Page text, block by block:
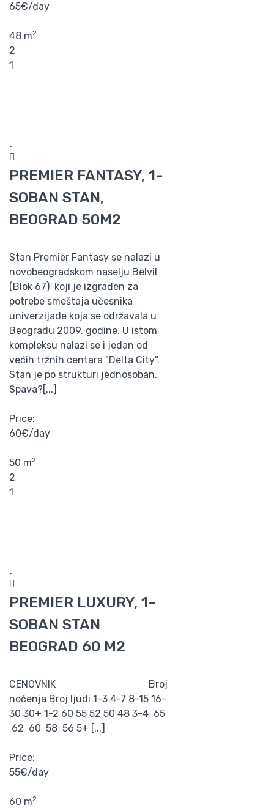
65€/day
48 m2
2
1
PREMIER FANTASY, 1-
SOBAN STAN,
BEOGRAD 50M2
Stan Premier Fantasy se nalazi u
novobeogradskom naselju Belvil
(Blok 67) koji je izgrađen za
potrebe smeštaja učesnika
univerzijade koja se održavala u
Beogradu 2009. godine. U istom
kompleksu nalazi se i jedan od
većih tržnih centara "Delta City".
Stan je po strukturi jednosoban.
Spava?[...]
Price:
60€/day
50 m2
2
1
PREMIER LUXURY, 1-
SOBAN STAN
BEOGRAD 60 M2
CENOVNIK Broj
noćenja Broj ljudi 1-3 4-7 8-15 16-
30 30+ 1-2 60 55 52 50 48 3-4 65
62 60 58 56 5+ [...]
Price:
55€/day
60 m2